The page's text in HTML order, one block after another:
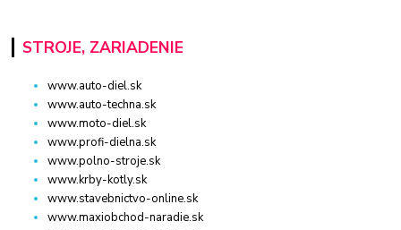
STROJE, ZARIADENIE
www.auto-diel.sk
www.auto-techna.sk
www.moto-diel.sk
www.profi-dielna.sk
www.polno-stroje.sk
www.krby-kotly.sk
www.stavebnictvo-online.sk
www.maxiobchod-naradie.sk